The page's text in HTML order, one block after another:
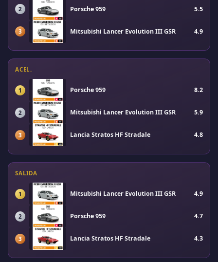
2 Porsche 959 5.5
3 Mitsubishi Lancer Evolution III GSR 4.9
ACEL.
1 Porsche 959 8.2
2 Mitsubishi Lancer Evolution III GSR 5.9
3 Lancia Stratos HF Stradale 4.8
SALIDA
1 Mitsubishi Lancer Evolution III GSR 4.9
2 Porsche 959 4.7
3 Lancia Stratos HF Stradale 4.3